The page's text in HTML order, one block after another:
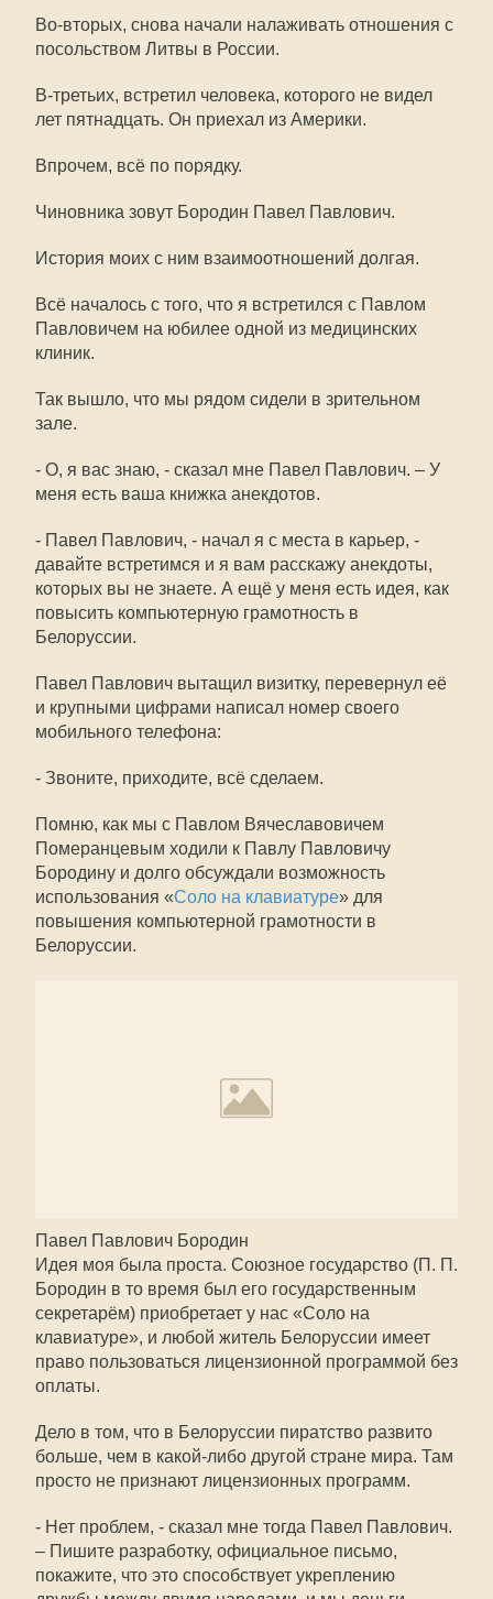
Во-вторых, снова начали налаживать отношения с
посольством Литвы в России.
В-третьих, встретил человека, которого не видел
лет пятнадцать. Он приехал из Америки.
Впрочем, всё по порядку.
Чиновника зовут Бородин Павел Павлович.
История моих с ним взаимоотношений долгая.
Всё началось с того, что я встретился с Павлом
Павловичем на юбилее одной из медицинских
клиник.
Так вышло, что мы рядом сидели в зрительном
зале.
- О, я вас знаю, - сказал мне Павел Павлович. – У
меня есть ваша книжка анекдотов.
- Павел Павлович, - начал я с места в карьер, -
давайте встретимся и я вам расскажу анекдоты,
которых вы не знаете. А ещё у меня есть идея, как
повысить компьютерную грамотность в
Белоруссии.
Павел Павлович вытащил визитку, перевернул её
и крупными цифрами написал номер своего
мобильного телефона:
- Звоните, приходите, всё сделаем.
Помню, как мы с Павлом Вячеславовичем
Померанцевым ходили к Павлу Павловичу
Бородину и долго обсуждали возможность
использования «Соло на клавиатуре» для
повышения компьютерной грамотности в
Белоруссии.
Павел Павлович Бородин
Идея моя была проста. Союзное государство (П. П.
Бородин в то время был его государственным
секретарём) приобретает у нас «Соло на
клавиатуре», и любой житель Белоруссии имеет
право пользоваться лицензионной программой без
оплаты.
Дело в том, что в Белоруссии пиратство развито
больше, чем в какой-либо другой стране мира. Там
просто не признают лицензионных программ.
- Нет проблем, - сказал мне тогда Павел Павлович.
– Пишите разработку, официальное письмо,
покажите, что это способствует укреплению